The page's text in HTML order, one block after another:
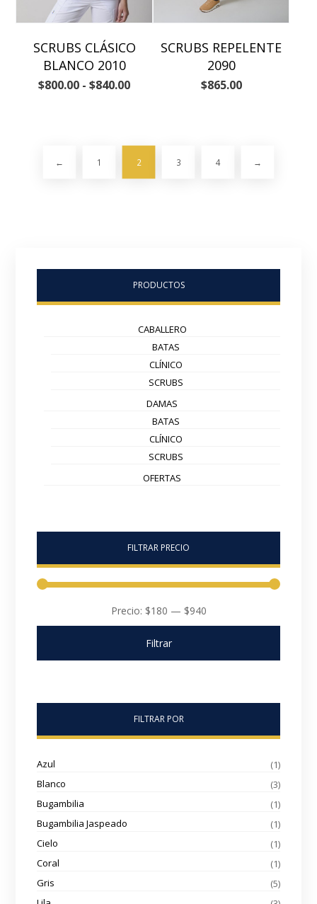
SCRUBS CLÁSICO
BLANCO 2010
$800.00 - $840.00
SCRUBS REPELENTE
2090
$865.00
← 1 2 3 4 →
PRODUCTOS
CABALLERO
BATAS
CLÍNICO
SCRUBS
DAMAS
BATAS
CLÍNICO
SCRUBS
OFERTAS
FILTRAR PRECIO
Filtrar
Precio: $180 — $940
FILTRAR POR
Azul
(1)
Blanco
(3)
Bugambilia
(1)
Bugambilia Jaspeado
(1)
Cielo
(1)
Coral
(1)
Gris
(5)